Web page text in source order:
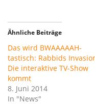
Ähnliche Beiträge
Das wird BWAAAAAH-
tastisch: Rabbids
Die interaktive TV-Show
kommt
8. Juni 2014
In "News"